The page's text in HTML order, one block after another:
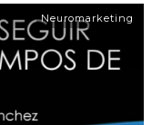
Neuromarketing